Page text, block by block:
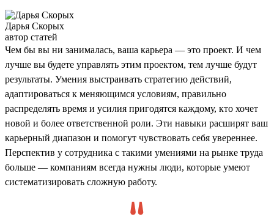
Дарья Скорых
автор статей
Чем бы вы ни занималась, ваша карьера — это проект. И чем
лучше вы будете управлять этим проектом, тем лучше будут
результаты. Умения выстраивать стратегию действий,
адаптироваться к меняющимся условиям, правильно
распределять время и усилия пригодятся каждому, кто хочет
новой и более ответственной роли. Эти навыки расширят ваш
карьерный диапазон и помогут чувствовать себя увереннее.
Перспектив у сотрудника с такими умениями на рынке труда
больше — компаниям всегда нужны люди, которые умеют
систематизировать сложную работу.